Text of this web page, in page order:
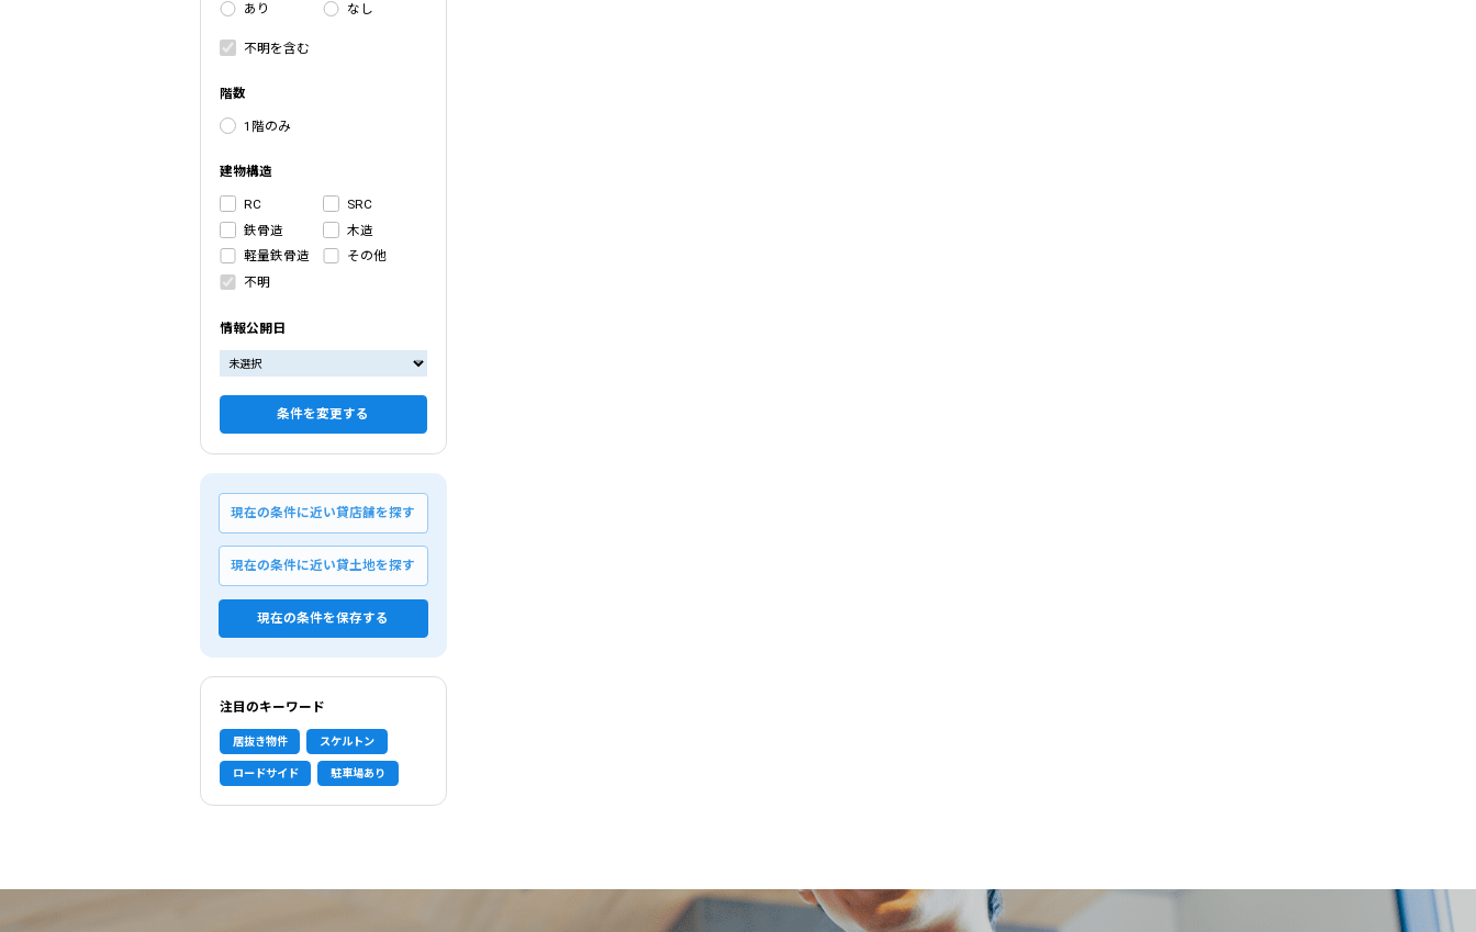
あり なし
不明を含む
階数
1階のみ
建物構造
RC
SRC
鉄骨造
木造
軽量鉄骨造
その他
不明
情報公開日
条件を変更する
現在の条件に近い貸店舗を探す
現在の条件に近い貸土地を探す
現在の条件を保存する
注目のキーワード
居抜き物件 スケルトン
ロードサイド 駐車場あり